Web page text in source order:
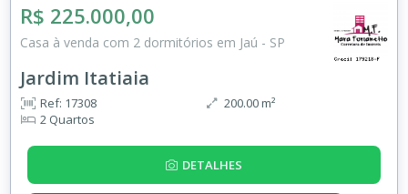
R$ 225.000,00
Casa à venda com 2 dormitórios em Jaú - SP
Jardim Itatiaia
Ref: 17308
2 Quartos
200.00 m²
DETALHES